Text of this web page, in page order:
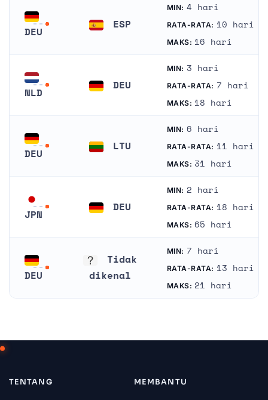
DEU
ESP
MIN: 4 hari
RATA-RATA: 10 hari
MAKS: 16 hari
NLD
DEU
MIN: 3 hari
RATA-RATA: 7 hari
MAKS: 18 hari
DEU
LTU
MIN: 6 hari
RATA-RATA: 11 hari
MAKS: 31 hari
JPN
DEU
MIN: 2 hari
RATA-RATA: 18 hari
MAKS: 65 hari
DEU
Tidak
dikenal
MIN: 7 hari
RATA-RATA: 13 hari
MAKS: 21 hari
TENTANG MEMBANTU